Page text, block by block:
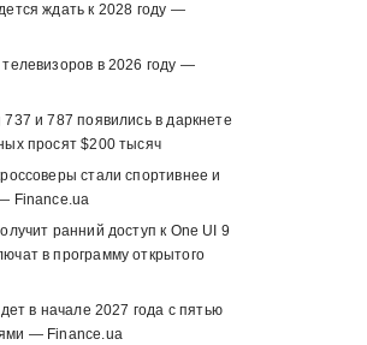
ждать к 2028 году —
телевизоров в 2026 году —
и 787 появились в даркнете
просят $200 тысяч
стали спортивнее и
Finance.ua
ранний доступ к One UI 9
в программу открытого
в начале 2027 года с пятью
— Finance.ua